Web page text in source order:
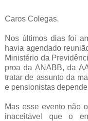
Caros Colegas,
Nos últimos dias foi
havia agendado
Ministério da
proa da ANABB, da
tratar de assunto da
e pensionistas
Mas esse evento não
inaceitável que o